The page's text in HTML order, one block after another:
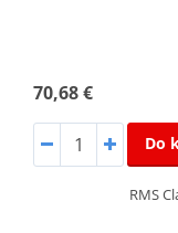
70,68 €
Do
RMS